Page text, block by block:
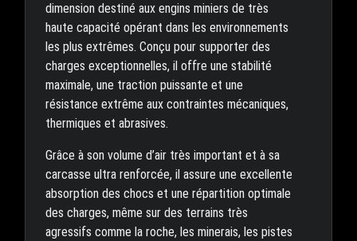
dimension destiné aux engins miniers de très
haute capacité opérant dans les environnements
les plus extrêmes. Conçu pour supporter des
charges exceptionnelles, il offre une stabilité
maximale, une traction puissante et une
résistance extrême aux contraintes mécaniques,
thermiques et abrasives.
Grâce à son volume d’air très important et à sa
carcasse ultra renforcée, il assure une excellente
absorption des chocs et une répartition optimale
des charges, même sur des terrains très
agressifs comme la roche, les minerais, les pistes